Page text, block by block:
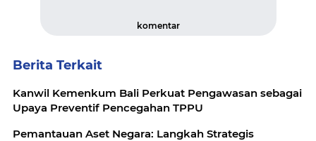
komentar
Berita Terkait
Kanwil Kemenkum Bali Perkuat Pengawasan sebagai
Upaya Preventif Pencegahan TPPU
Pemantauan Aset Negara: Langkah Strategis